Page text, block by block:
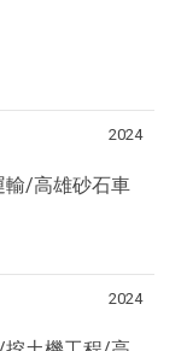
2024
輸/高雄砂石車
2024